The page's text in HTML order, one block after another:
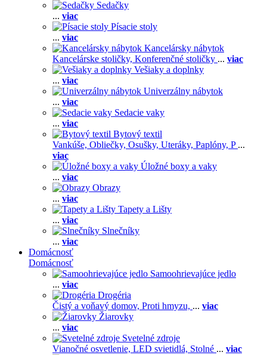
Sedačky
... viac
Písacie stoly
... viac
Kancelársky nábytok
Kancelárske stoličky, Konferenčné stoličky ... viac
Vešiaky a doplnky
... viac
Univerzálny nábytok
... viac
Sedacie vaky
... viac
Bytový textil
Vankúše, Obliečky, Osušky, Uteráky, Paplóny, P ...
viac
Úložné boxy a vaky
... viac
Obrazy
... viac
Tapety a Lišty
... viac
Slnečníky
... viac
Domácnosť
Domácnosť
Samoohrievajúce jedlo
... viac
Drogéria
Čistý a voňavý domov, Proti hmyzu, ... viac
Žiarovky
... viac
Svetelné zdroje
Vianočné osvetlenie, LED svietidlá, Stolné ... viac